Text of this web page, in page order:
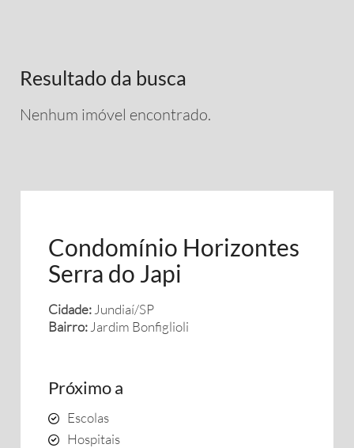
Resultado da busca
Nenhum imóvel encontrado.
Condomínio Horizontes
Serra do Japi
Cidade: Jundiaí/SP
Bairro: Jardim Bonfiglioli
Próximo a
Escolas
Hospitais